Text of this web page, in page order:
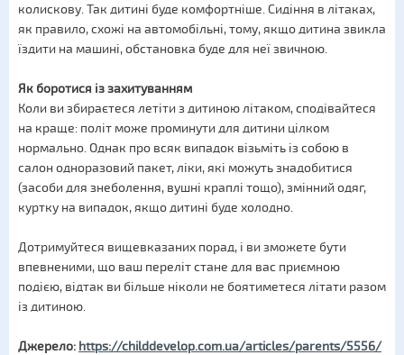
колискову. Так дитині буде комфортніше. Сидіння в літаках,
як правило, схожі на автомобільні, тому, якщо дитина звикла
їздити на машині, обстановка буде для неї звичною.
Як боротися із захитуванням
Коли ви збираєтеся летіти з дитиною літаком, сподівайтеся
на краще: політ може проминути для дитини цілком
нормально. Однак про всяк випадок візьміть із собою в
салон одноразовий пакет, ліки, які можуть знадобитися
(засоби для знеболення, вушні краплі тощо), змінний одяг,
куртку на випадок, якщо дитині буде холодно.
Дотримуйтеся вищевказаних порад, і ви зможете бути
впевненими, що ваш переліт стане для вас приємною
подією, відтак ви більше ніколи не боятиметеся літати разом
із дитиною.
Джерело: https://childdevelop.com.ua/articles/parents/5556/